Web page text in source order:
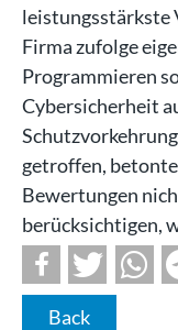
leistungsstärkste
Firma zufolge
Programmieren
Cybersicherheit
getroffen,
Bewertungen
berücksichtigen,
Back